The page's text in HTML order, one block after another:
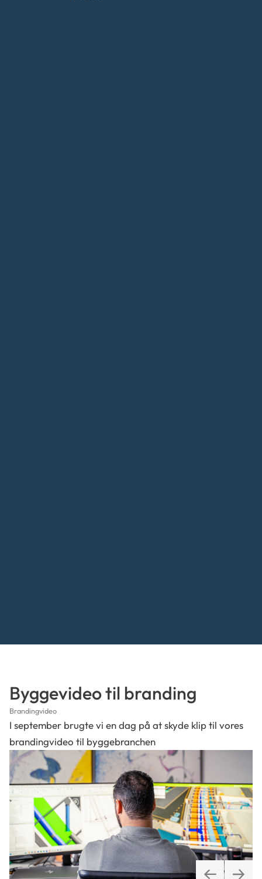
Byggevideo til branding
Brandingvideo
I september brugte vi en dag på at skyde klip til vores
brandingvideo til byggebranchen